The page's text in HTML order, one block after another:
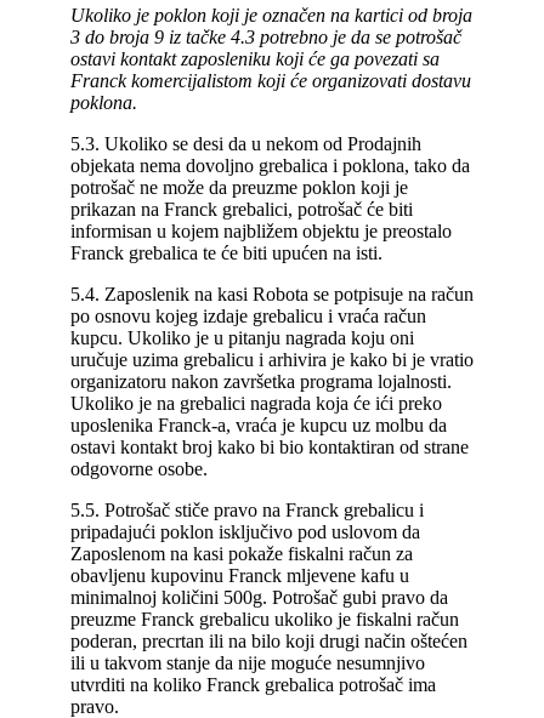
Ukoliko je poklon koji je označen na kartici od broja
3 do broja 9 iz tačke 4.3 potrebno je da se potrošač
ostavi kontakt zaposleniku koji će ga povezati sa
Franck komercijalistom koji će organizovati dostavu
poklona.
5.3. Ukoliko se desi da u nekom od Prodajnih
objekata nema dovoljno grebalica i poklona, tako da
potrošač ne može da preuzme poklon koji je
prikazan na Franck grebalici, potrošač će biti
informisan u kojem najbližem objektu je preostalo
Franck grebalica te će biti upućen na isti.
5.4. Zaposlenik na kasi Robota se potpisuje na račun
po osnovu kojeg izdaje grebalicu i vraća račun
kupcu. Ukoliko je u pitanju nagrada koju oni
uručuje uzima grebalicu i arhivira je kako bi je vratio
organizatoru nakon završetka programa lojalnosti.
Ukoliko je na grebalici nagrada koja će ići preko
uposlenika Franck-a, vraća je kupcu uz molbu da
ostavi kontakt broj kako bi bio kontaktiran od strane
odgovorne osobe.
5.5. Potrošač stiče pravo na Franck grebalicu i
pripadajući poklon isključivo pod uslovom da
Zaposlenom na kasi pokaže fiskalni račun za
obavljenu kupovinu Franck mljevene kafu u
minimalnoj količini 500g. Potrošač gubi pravo da
preuzme Franck grebalicu ukoliko je fiskalni račun
poderan, precrtan ili na bilo koji drugi način oštećen
ili u takvom stanje da nije moguće nesumnjivo
utvrditi na koliko Franck grebalica potrošač ima
pravo.